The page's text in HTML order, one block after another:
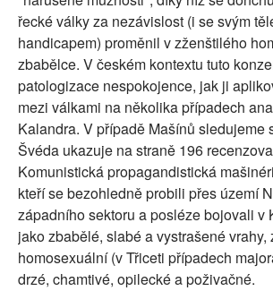
řecké války za nezávislost (i se svým
handicapem) proměnil v zženštilého
zbabělce. V českém kontextu tuto
patologizace nespokojence, jak ji
mezi válkami na několika případech
Kalandra. V případě Mašínů sledujeme
Švéda ukazuje na straně 196
Komunistická propagandistická
kteří se bezohledně probili přes území
západního sektoru a posléze bojovali v
jako zbabělé, slabé a vystrašené vrahy,
homosexuální (v Třiceti případech
drzé, chamtivé, opilecké a poživačné.